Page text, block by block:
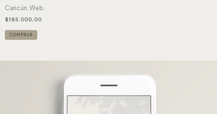
Cancún. Web.
$185.000,00